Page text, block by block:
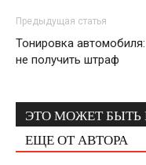
Предыдущая статья
Тонировка
не получить штраф
ЭТО МОЖЕТ БЫТЬ
ЕЩЕ ОТ АВТОРА